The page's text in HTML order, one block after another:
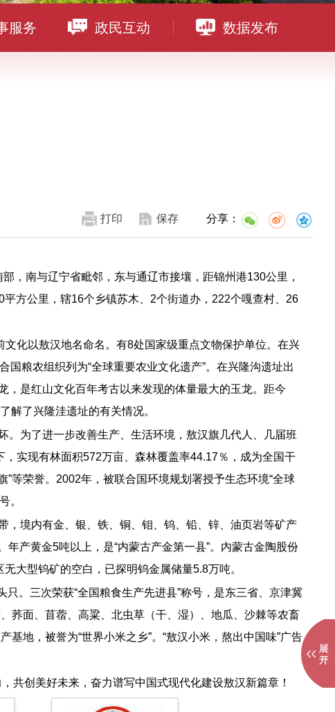
服务 政民互动 数据发布
打印 保存 分享：
，南与辽宁省毗邻，东与通辽市接壤，距锦州港130公里，
方公里，辖16个乡镇苏木、2个街道办，222个嘎查村、26
化以敖汉地名命名。有8处国家级重点文物保护单位。在兴
粮农组织列为“全球重要农业文化遗产”。在兴隆沟遗址出
，是红山文化百年考古以来发现的体量最大的玉龙。距今
解了兴隆洼遗址的有关情况。
。为了进一步改善生产、生活环境，敖汉旗几代人、几届班
实现有林面积572万亩、森林覆盖率44.17％，成为全国干
”等荣誉。2002年，被联合国环境规划署授予生态环境“全球
。
，境内有金、银、铁、铜、钼、钨、铅、锌、油页岩等矿产
产黄金5吨以上，是“内蒙古产金第一县”。内蒙古金陶股份
大型钨矿的空白，已探明钨金属储量5.8万吨。
。三次荣获“全国粮食生产先进县”称号，是东三省、京津冀
荞面、苜蓿、高粱、北虫草（干、湿）、地瓜、沙棘等农畜
地，被誉为“世界小米之乡”。“敖汉小米，熬出中国味”广告
共创美好未来，奋力谱写中国式现代化建设敖汉新篇章！